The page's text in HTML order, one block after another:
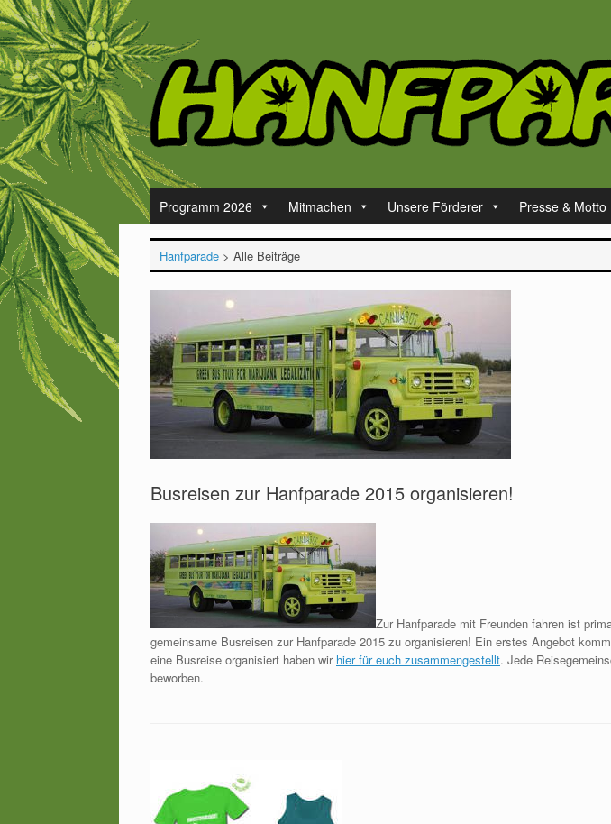
Zum
Inhalt
springen
Programm 2026 Mitmachen Unsere Förderer Presse & Motto
Hanfparade> Alle Beiträge
Busreisen zur Hanfparade 2015 organisieren!
Zur Hanfparade mit Freunden fahren ist
gemeinsame Busreisen zur Hanfparade 2015 zu organisieren! Ein erstes Angebot
eine Busreise organisiert haben wir hier für euch zusammengestellt. Jede
beworben.